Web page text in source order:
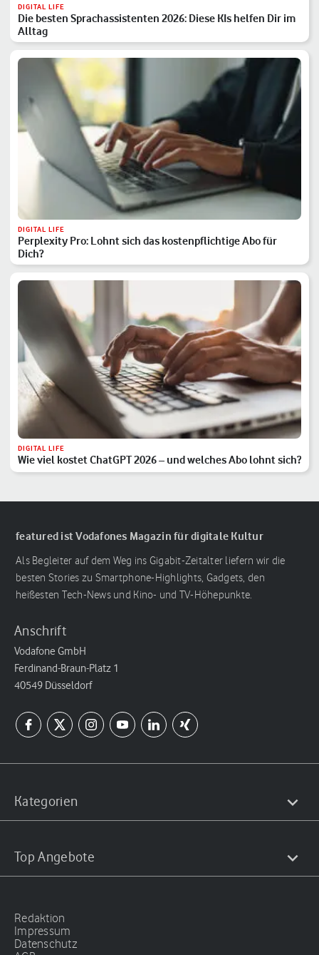
DIGITAL LIFE
Die besten Sprachassistenten 2026: Diese KIs helfen Dir im
Alltag
DIGITAL LIFE
Perplexity Pro: Lohnt sich das kostenpflichtige Abo für
Dich?
DIGITAL LIFE
Wie viel kostet ChatGPT 2026 – und welches Abo lohnt sich?
featured ist Vodafones Magazin für digitale Kultur
Als Begleiter auf dem Weg ins Gigabit-Zeitalter liefern wir die
besten Stories zu Smartphone-Highlights, Gadgets, den
heißesten Tech-News und Kino- und TV-Höhepunkte.
Anschrift
Vodafone GmbH
Ferdinand-Braun-Platz 1
40549 Düsseldorf
Kategorien
Top Angebote
Redaktion
Impressum
Datenschutz